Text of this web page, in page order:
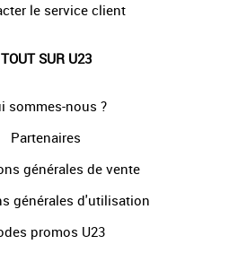
le service client
TOUT SUR U23
sommes-nous ?
Partenaires
générales de vente
générales d'utilisation
promos U23